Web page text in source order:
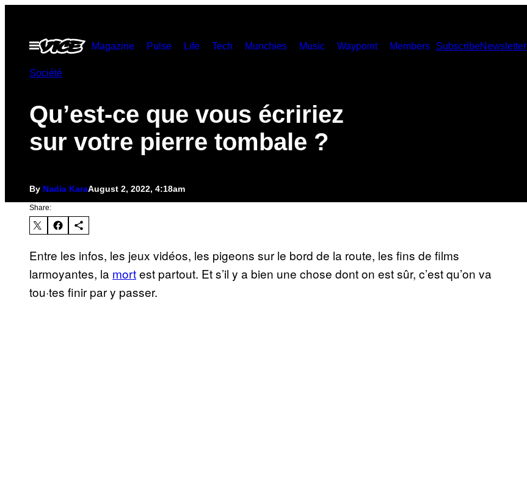
contentOpen
Menu
Magazine Pulse Life Tech Munchies Music Waypoint Members SubscribeNewsletter
Société
Qu’est-ce que vous écririez
sur votre pierre tombale ?
By Nadia KaraAugust 2, 2022, 4:18am
Share:
Entre les infos, les jeux vidéos, les pigeons sur le bord de la route, les fins de films
larmoyantes, la mortest partout. Et s’il y a bien une chose dont on est sûr, c’est qu’on va
tou·tes finir par y passer.